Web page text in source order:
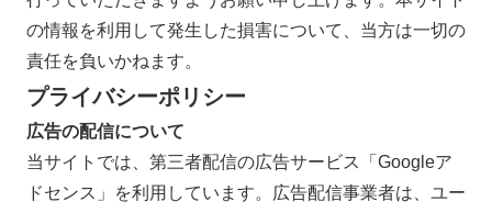
の情報を利用して発生した損害について、当方は一切の
責任を負いかねます。
プライバシーポリシー
広告の配信について
当サイトでは、第三者配信の広告サービス「Googleア
ドセンス」を利用しています。広告配信事業者は、ユー